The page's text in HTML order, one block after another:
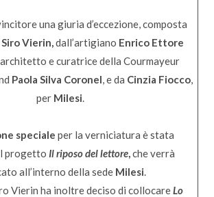
una giuria d’eccezione, composta
Siro Vierin,dall’artigiano Enrico Ettore
e curatrice della Courmayeur
Paola Silva Coronel, e da Cinzia Fiocco,
per Milesi.
speciale per la verniciatura è stata
progetto Il riposo del lettore,che verrà
all’interno della sede Milesi.
Vierin ha inoltre deciso di collocareLo